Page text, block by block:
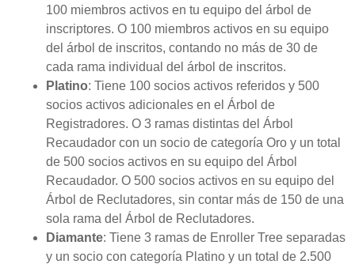
100 miembros activos en tu equipo del árbol de
inscriptores. O 100 miembros activos en su equipo
del árbol de inscritos, contando no más de 30 de
cada rama individual del árbol de inscritos.
Platino: Tiene 100 socios activos referidos y 500
socios activos adicionales en el Árbol de
Registradores. O 3 ramas distintas del Árbol
Recaudador con un socio de categoría Oro y un total
de 500 socios activos en su equipo del Árbol
Recaudador. O 500 socios activos en su equipo del
Árbol de Reclutadores, sin contar más de 150 de una
sola rama del Árbol de Reclutadores.
Diamante: Tiene 3 ramas de Enroller Tree separadas
y un socio con categoría Platino y un total de 2.500